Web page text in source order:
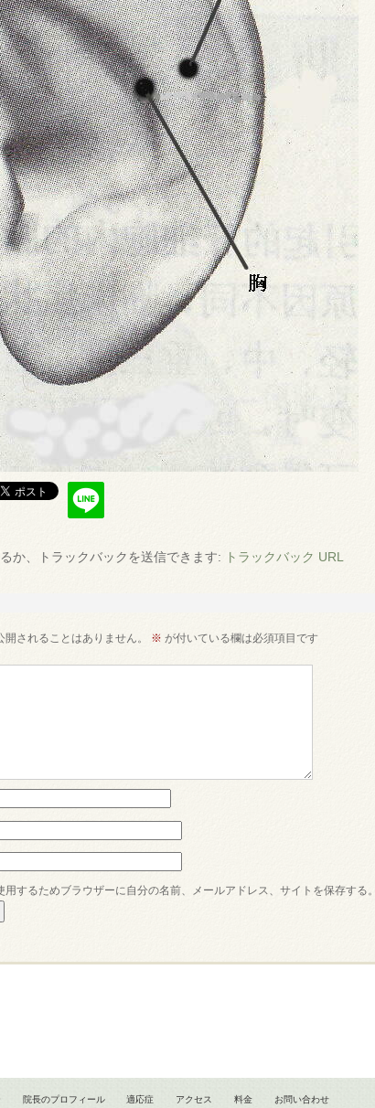
か、トラックバックを送信できます: トラックバック URL
開されることはありません。 ※ が付いている欄は必須項目です
用するためブラウザーに自分の名前、メールアドレス、サイトを保存する。
院長のプロフィール 適応症 アクセス 料金 お問い合わせ